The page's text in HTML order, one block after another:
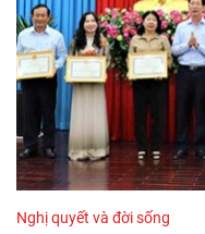
Nghị quyết và đời sống